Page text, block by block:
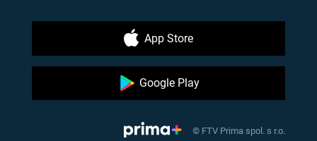
App Store
Google Play
© FTV Prima spol. s r.o.